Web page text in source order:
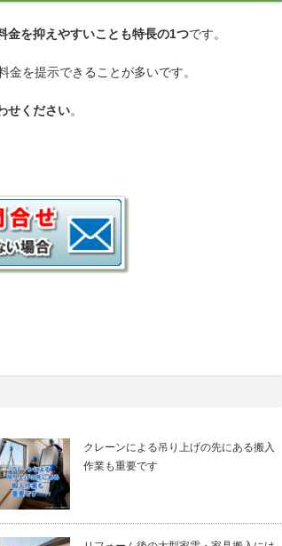
金を抑えやすいことも特長の1つです。
を提示できることが多いです。
せください。
クレーンによる吊り上げの先にある搬入
作業も重要です